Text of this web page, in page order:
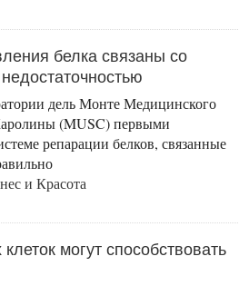
белка связаны со
дель Монте Медицинского
(MUSC) первыми
репарации белков, связанные
и Красота
могут способствовать